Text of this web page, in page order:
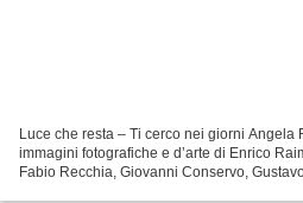
Luce che resta – Ti cerco nei giorni Angela
immagini fotografiche e d’arte di Enrico
Fabio Recchia, Giovanni Conservo,